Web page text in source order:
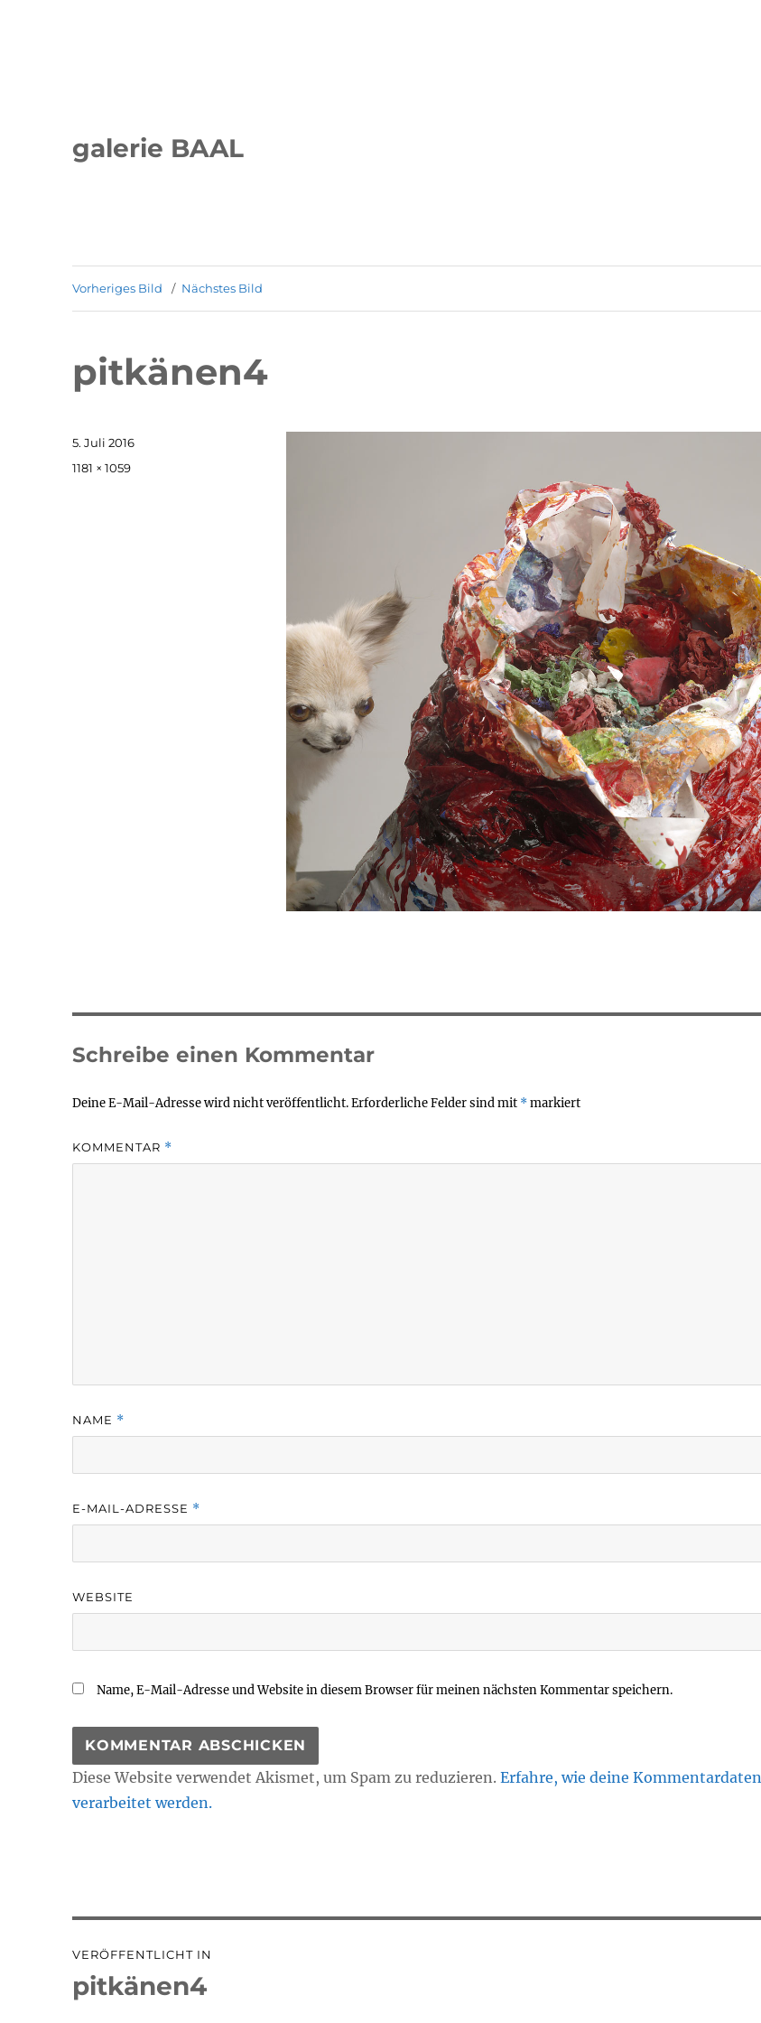
galerie BAAL
Vorheriges Bild Nächstes Bild
pitkänen4
Veröffentlicht
am
5. Juli 2016
Originalgröße
1181 × 1059
Schreibe einen Kommentar
Deine E-Mail-Adresse wird nicht veröffentlicht.Erforderliche Felder sind mit *markiert
KOMMENTAR *
NAME *
E-MAIL-ADRESSE *
WEBSITE
Name, E-Mail-Adresse und Website in diesem Browser für meinen nächsten Kommentar speichern.
Diese Website verwendet Akismet, um Spam zu reduzieren.Erfahre, wie deine Kommentardaten
verarbeitet werden.
VERÖFFENTLICHT IN
pitkänen4